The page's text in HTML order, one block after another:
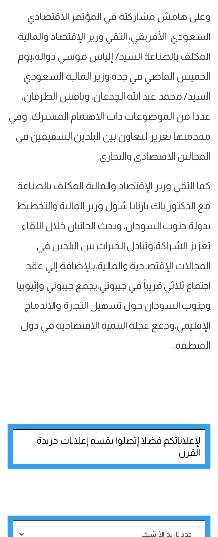
وعلى هامش مشاركته في المؤتمر الاقتصادي
السعودي الأفريقي، التقي وزير الإقتصاد والمالية
المكلف بالصناعة السيد/ إلياس موسي دواله،يوم
الخميس الماضي في جدة،وزير المالية السعودي
السيد/ محمد عبد الله الجدعان، وناقش الطرفان،
عددا من الموضوعات ذات الاهتمام المشترك، وفي
مقدمتها تعزيز التعاون بين البلدين الشقيقين في
المجالين الاقتصادي والتجاري.
كما التقي وزير الإقتصاد والمالية المكلف بالصناعة
مع الدكتور باك بارنابا شول وزير المالية والتخطيط
بدولة جنوب السودان، وبحث الجانبان خلال اللقاء
تعزيز الشراكة،وتبادل الخبرات بين البلدين في
المجالات الإقتصادية والمالية،بالإضافة إلي عقد
اجتماع ثلاثي قريباً في جيبوتي،يجمع جيبوتي وإثيوبيا
وجنوب السودان حول تسهيل التجارة والاندماج
الإقليمي،ودفع عجلة التنمية الاقتصادية في دول
المنطقة.
لإعلاناتكم فضلاً إتصلوا بقسم إعلانات جريدة
القرن